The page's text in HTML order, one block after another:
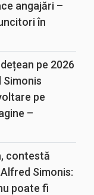
angajări –
în
pe 2026
pe
–
contestă
Simonis:
poate fi